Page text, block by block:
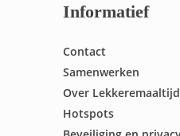
Informatief
Contact
Samenwerken
Over Lekkeremaaltijd
Hotspots